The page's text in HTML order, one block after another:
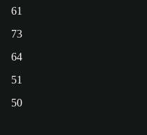
61
73
64
51
50